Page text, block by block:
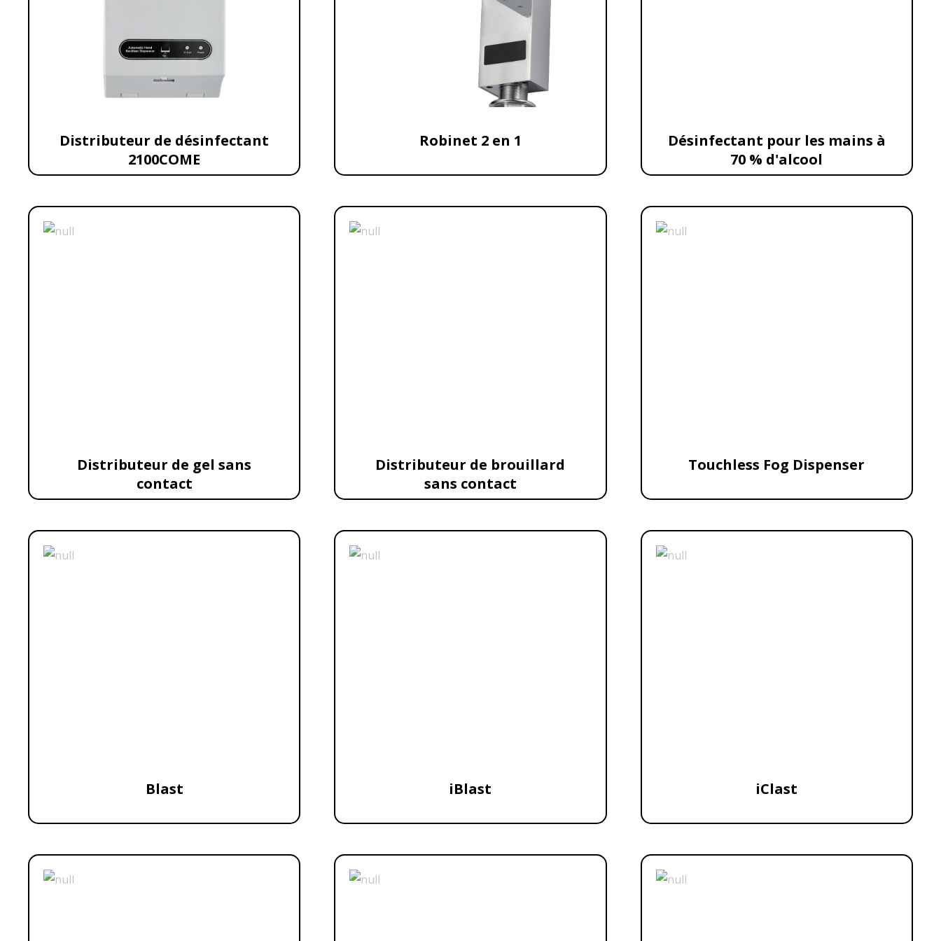
Distributeur de désinfectant
2100COME
Robinet 2 en 1
Désinfectant pour les mains à
70 % d'alcool
Distributeur de gel sans
contact
Distributeur de brouillard
sans contact
Touchless Fog Dispenser
Blast iBlast iClast